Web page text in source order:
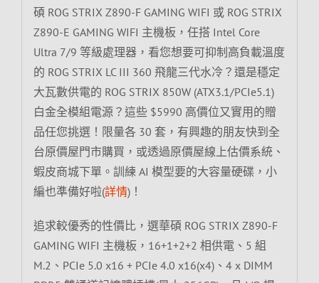
碩 ROG STRIX Z890-F GAMING WIFI 或 ROG STRIX
Z890-E GAMING WIFI 主機板，任搭 Intel Core
Ultra 7/9 等級處理器，看您想要可抑制高負載溫度
的 ROG STRIX LC III 360 飛龍三代水冷？還是穩定
大瓦數供電的 ROG STRIX 850W (ATX3.1/PCIe5.1)
白金全模組電源？這些 $5990 高價位又實用的贈
品任您挑選！限量各 30 套，有興趣的朋友快到全
台原價屋門市購買，或透過原價屋線上估價系統、
蝦皮商城下單。訓練 AI 模型要的大容量硬碟，小
編也準備好啦(詳情)！
追求較優秀的性價比，選華碩 ROG STRIX Z890-F
GAMING WIFI 主機板，16+1+2+2 相供電、5 組
M.2、PCIe 5.0 x16 + PCIe 4.0 x16(x4)、4 x DIMM